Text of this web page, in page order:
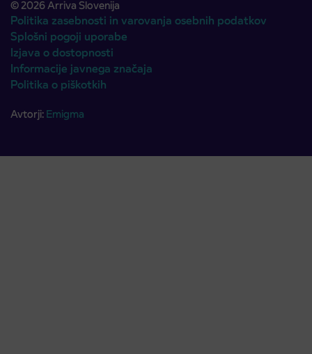
© 2026 Arriva Slovenija
Politika zasebnosti in varovanja osebnih podatkov
Splošni pogoji uporabe
Izjava o dostopnosti
Informacije javnega značaja
Politika o piškotkih
Avtorji: Emigma